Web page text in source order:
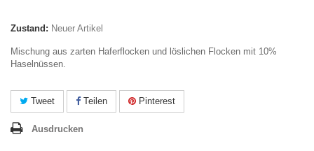
Zustand: Neuer Artikel
Mischung aus zarten Haferflocken und löslichen Flocken mit 10%
Haselnüssen.
Tweet Teilen Pinterest
Ausdrucken